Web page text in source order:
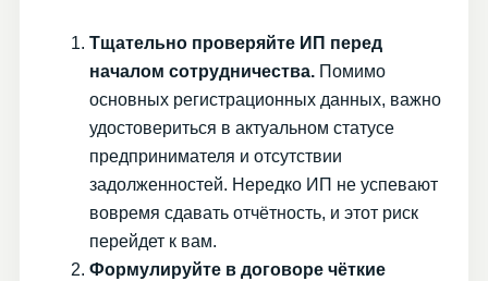
Тщательно проверяйте ИП перед
началом сотрудничества. Помимо
основных регистрационных данных, важно
удостовериться в актуальном статусе
предпринимателя и отсутствии
задолженностей. Нередко ИП не успевают
вовремя сдавать отчётность, и этот риск
перейдет к вам.
Формулируйте в договоре чёткие